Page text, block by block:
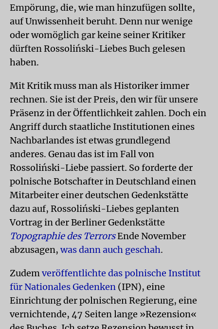
Empörung, die, wie man hinzufügen sollte,
auf Unwissenheit beruht. Denn nur wenige
oder womöglich gar keine seiner Kritiker
dürften Rossoliński-Liebes Buch gelesen
haben.
Mit Kritik muss man als Historiker immer
rechnen. Sie ist der Preis, den wir für unsere
Präsenz in der Öffentlichkeit zahlen. Doch ein
Angriff durch staatliche Institutionen eines
Nachbarlandes ist etwas grundlegend
anderes. Genau das ist im Fall von
Rossoliński-Liebe passiert. So forderte der
polnische Botschafter in Deutschland einen
Mitarbeiter einer deutschen Gedenkstätte
dazu auf, Rossoliński-Liebes geplanten
Vortrag in der Berliner Gedenkstätte
Topographie des TerrorsEnde November
abzusagen,was dann auch geschah.
Zudemveröffentlichte das polnische Institut
für Nationales Gedenken (IPN), eine
Einrichtung der polnischen Regierung, eine
vernichtende, 47 Seiten lange »Rezension«